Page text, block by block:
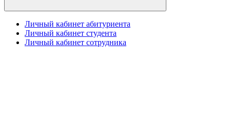
Личный кабинет абитуриента
Личный кабинет студента
Личный кабинет сотрудника